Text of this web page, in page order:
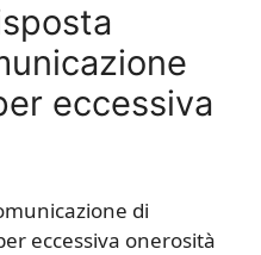
eccessiva
di
eccessiva onerosità